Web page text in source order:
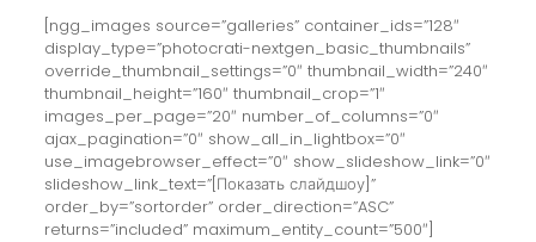
[ngg_images source=”galleries” container_ids=”128″
display_type=”photocrati-nextgen_basic_thumbnails”
override_thumbnail_settings=”0″ thumbnail_width=”240″
thumbnail_height=”160″ thumbnail_crop=”1″
images_per_page=”20″ number_of_columns=”0″
ajax_pagination=”0″ show_all_in_lightbox=”0″
use_imagebrowser_effect=”0″ show_slideshow_link=”0″
slideshow_link_text=”[Показать слайдшоу]”
order_by=”sortorder” order_direction=”ASC”
returns=”included” maximum_entity_count=”500″]